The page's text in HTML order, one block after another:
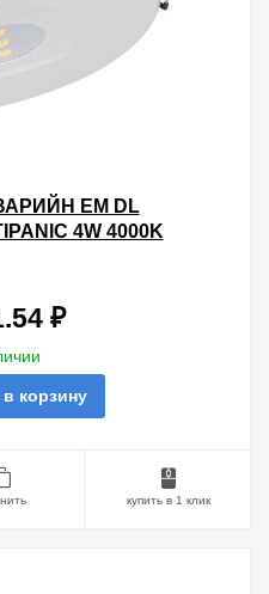
EM DL
4W 4000K
₽
корзину
купить в 1 клик